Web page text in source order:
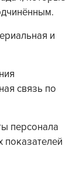
и
связь по
персонала
показателей